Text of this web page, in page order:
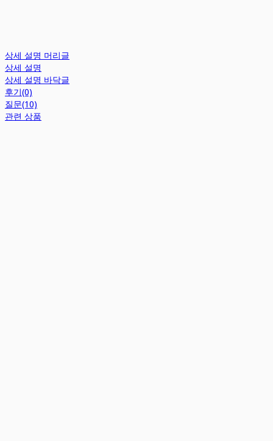
상세 설명 머리글
상세 설명
상세 설명 바닥글
후기(0)
질문(10)
관련 상품